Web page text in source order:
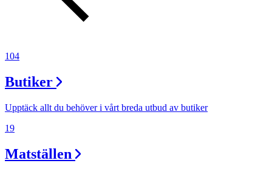
Inspiration
Sök
Öppettider
Lediga jobb
104
Butiker
Upptäck allt du behöver i vårt breda utbud av butiker
19
Matställen